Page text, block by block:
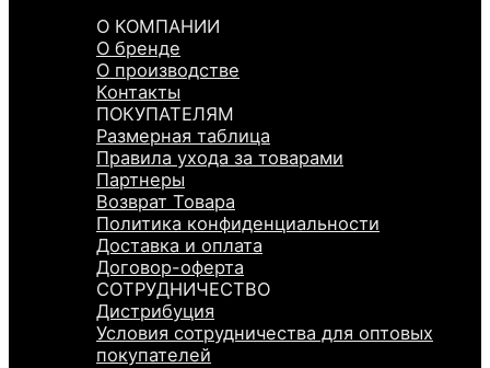
О КОМПАНИИ
О бренде
О производстве
Контакты
ПОКУПАТЕЛЯМ
Размерная таблица
Правила ухода за товарами
Партнеры
Возврат Товара
Политика конфиденциальности
Доставка и оплата
Договор-оферта
СОТРУДНИЧЕСТВО
Дистрибуция
Условия сотрудничества для оптовых
покупателей